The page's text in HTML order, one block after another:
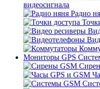
видеосигнала
Радио
Мониторы GPS